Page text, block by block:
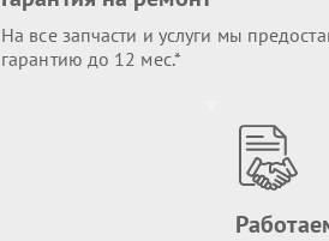
На все запчасти и услуги мы
гарантию до 12 мес.*